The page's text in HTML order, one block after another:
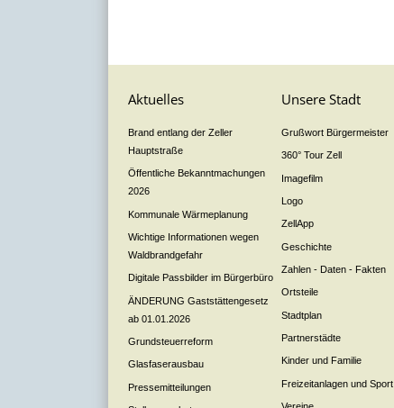
Aktuelles
Brand entlang der Zeller
Hauptstraße
Öffentliche Bekanntmachungen
2026
Kommunale Wärmeplanung
Wichtige Informationen wegen
Waldbrandgefahr
Digitale Passbilder im Bürgerbüro
ÄNDERUNG Gaststättengesetz
ab 01.01.2026
Grundsteuerreform
Glasfaserausbau
Pressemitteilungen
Unsere Stadt
Grußwort Bürgermeister
360° Tour Zell
Imagefilm
Logo
ZellApp
Geschichte
Zahlen - Daten - Fakten
Ortsteile
Stadtplan
Partnerstädte
Kinder und Familie
Freizeitanlagen und Sport